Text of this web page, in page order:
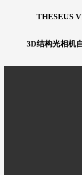
THESEUS
3D结构光相机